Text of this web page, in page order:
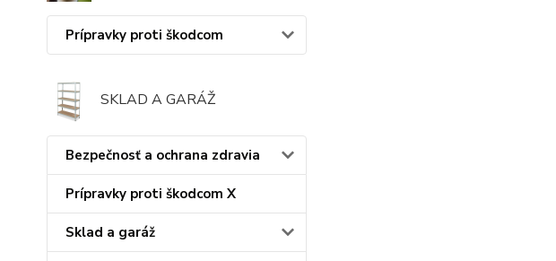
Prípravky proti škodcom
SKLAD A GARÁŽ
Bezpečnosť a ochrana zdravia
Prípravky proti škodcom X
Sklad a garáž